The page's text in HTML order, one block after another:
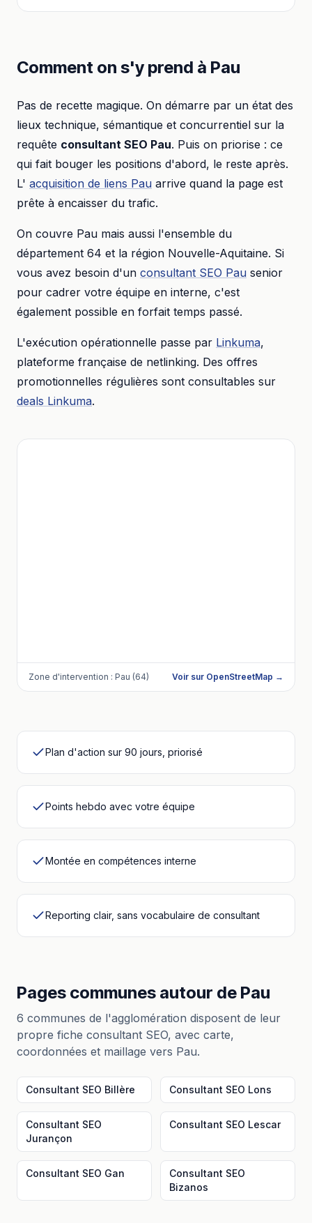
Comment on s'y prend à Pau
Pas de recette magique. On démarre par un état des
lieux technique, sémantique et concurrentiel sur la
requête consultant SEO Pau. Puis on priorise : ce
qui fait bouger les positions d'abord, le reste après.
L' acquisition de liens Pau arrive quand la page est
prête à encaisser du trafic.
On couvre Pau mais aussi l'ensemble du
département 64 et la région Nouvelle-Aquitaine. Si
vous avez besoin d'un consultant SEO Pau senior
pour cadrer votre équipe en interne, c'est
également possible en forfait temps passé.
L'exécution opérationnelle passe par Linkuma,
plateforme française de netlinking. Des offres
promotionnelles régulières sont consultables sur
deals Linkuma.
Zone d'intervention : Pau (64) Voir sur OpenStreetMap →
Plan d'action sur 90 jours, priorisé
Points hebdo avec votre équipe
Montée en compétences interne
Reporting clair, sans vocabulaire de consultant
Pages communes autour de Pau
6 communes de l'agglomération disposent de leur
propre fiche consultant SEO, avec carte,
coordonnées et maillage vers Pau.
Consultant SEO Billère Consultant SEO Lons
Consultant SEO
Jurançon
Consultant SEO Lescar
Consultant SEO Gan
Consultant SEO
Bizanos